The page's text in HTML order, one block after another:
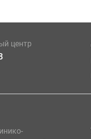
центр